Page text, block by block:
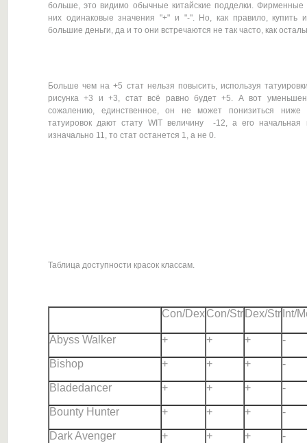
больше, это видимо обычные китайские подделки. Фирменные
них одинаковые значения "+" и "-". Но, как правило, купить
большие деньги, да и то они встречаются не так часто, как
Больше чем на +5 стат нельзя повысить, используя
рисунка +3 и +3, стат всё равно будет +5. А вот
сожалению, единственное, он не может понизиться
татуировок дают стату WIT величину -12, а его начальная
изначально 11, то стат останется 1, а не 0.
Таблица доступности красок классам.
Con/DexCon/Str Dex/Str Int/
Abyss Walker + + + -
Bishop + + + -
Bladedancer + + + -
Bounty Hunter + + + -
Dark Avenger + + + -